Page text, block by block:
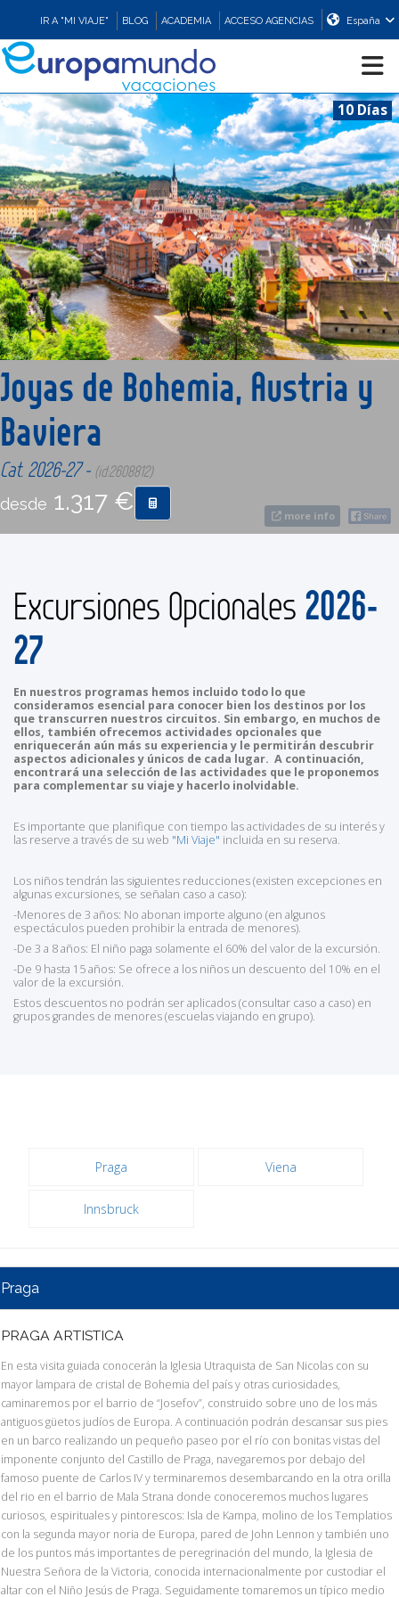
IR A "MI VIAJE" BLOG ACADEMIA ACCESO AGENCIAS España
CRUCEROS
EUROPA
ASIA
ORIENTE
PROMOCIONES
COMPRAR
10 Días
more info
Joyas de Bohemia, Austria y
Baviera
Cat. 2026-27 - (id:2608812)
desde 1.317 €
Excursiones Opcionales 2026-
27
En nuestros programas hemos incluido todo lo que
consideramos esencial para conocer bien los destinos por los
que transcurren nuestros circuitos. Sin embargo, en muchos de
ellos, también ofrecemos actividades opcionales que
enriquecerán aún más su experiencia y le permitirán descubrir
aspectos adicionales y únicos de cada lugar. A continuación,
encontrará una selección de las actividades que le proponemos
para complementar su viaje y hacerlo inolvidable.
Es importante que planifique con tiempo las actividades de su interés y
las reserve a través de su web "Mi Viaje" incluida en su reserva.
Los niños tendrán las siguientes reducciones (existen excepciones en
algunas excursiones, se señalan caso a caso):
-Menores de 3 años: No abonan importe alguno (en algunos
espectáculos pueden prohibir la entrada de menores).
-De 3 a 8 años: El niño paga solamente el 60% del valor de la excursión.
-De 9 hasta 15 años: Se ofrece a los niños un descuento del 10% en el
valor de la excursión.
Estos descuentos no podrán ser aplicados (consultar caso a caso) en
grupos grandes de menores (escuelas viajando en grupo).
Praga Viena
Innsbruck
Praga
PRAGA ARTISTICA
En esta visita guiada conocerán la Iglesia Utraquista de San Nicolas con su
mayor lampara de cristal de Bohemia del país y otras curiosidades,
caminaremos por el barrio de “Josefov”, construido sobre uno de los más
antiguos güetos judíos de Europa. A continuación podrán descansar sus pies
en un barco realizando un pequeño paseo por el río con bonitas vistas del
imponente conjunto del Castillo de Praga, navegaremos por debajo del
famoso puente de Carlos IV y terminaremos desembarcando en la otra orilla
del rio en el barrio de Mala Strana donde conoceremos muchos lugares
curiosos, espirituales y pintorescos: Isla de Kampa, molino de los Templatios
con la segunda mayor noria de Europa, pared de John Lennon y también uno
de los puntos más importantes de peregrinación del mundo, la Iglesia de
Nuestra Señora de la Victoria, conocida internacionalmente por custodiar el
altar con el Niño Jesús de Praga. Seguidamente tomaremos un típico medio